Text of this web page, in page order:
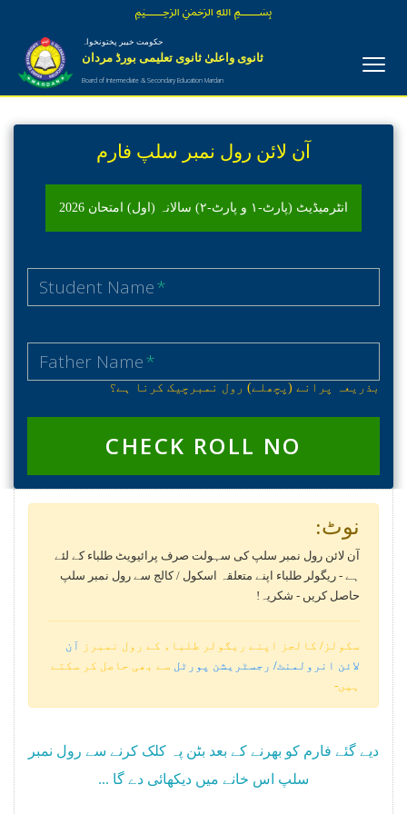
﷽
حکومت خیبر پختونخواہ
ثانوی واعلیٰ ثانوی تعلیمی بورڈ مردان
Board of Intermediate & Secondary Education Mardan
آن لائن رول نمبر سلپ فارم
انٹرمیڈیٹ (پارٹ-١ و پارٹ-٢) سالانہ (اول) امتحان 2026
Student Name*
Father Name*
بذریعہ پرانے (پچھلے) رول نمبرچیک کرنا ہے؟
CHECK ROLL NO
نوٹ:
آن لائن رول نمبر سلپ کی سہولت صرف پرائیویٹ طلباء کے لئے
ہے - ریگولر طلباء اپنے متعلقہ اسکول / کالج سے رول نمبر سلپ
حاصل کریں - شکریہ!
سکولز/ کالجز اپنے ریگولر طلباء کے رول نمبرز آن
لائن انرولمنٹ/ رجسٹریشن پورٹل سے بھی حاصل کر سکتے
ہیں-
دیے گئے فارم کو بھرنے کے بعد بٹن پہ کلک کرنے سے رول نمبر
سلپ اس خانے میں دیکھائی دے گا ...